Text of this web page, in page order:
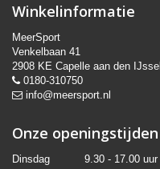
Winkelinformatie
MeerSport
Venkelbaan 41
2908 KE Capelle aan den IJssel
0180-310750
info@meersport.nl
Onze openingstijden
Dinsdag
9.30 - 17.00 uur